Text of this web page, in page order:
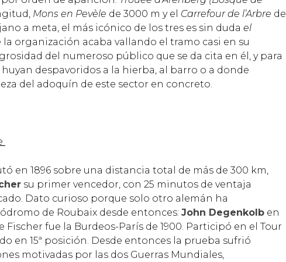
Mons en Pevèle de 3000 m y el Carrefour de l’Arbre de
a meta, el más icónico de los tres es sin duda el
la organización acaba vallando el tramo casi en su
del numeroso público que se da cita en él, y para
despavoridos a la hierba, al barro o a donde
del adoquín de este sector en concreto.
en 1896 sobre una distancia total de más de 300 km,
su primer vencedor, con 25 minutos de ventaja
Dato curioso porque solo otro alemán ha
de Roubaix desde entonces: John Degenkolb en
Fischer fue la Burdeos-París de 1900. Participó en el Tour
en 15ª posición. Desde entonces la prueba sufrió
motivadas por las dos Guerras Mundiales,